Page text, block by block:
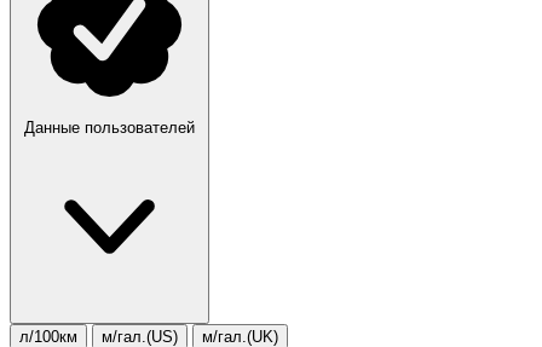
Данные пользователей
л/100км м/гал.(US) м/гал.(UK)